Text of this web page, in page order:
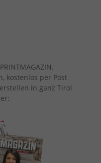
kostenlos per Post
in ganz Tirol